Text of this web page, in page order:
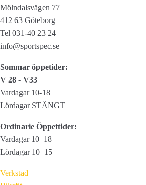
Mölndalsvägen 77
412 63 Göteborg
Tel 031-40 23 24
info@sportspec.se
Sommar öppetider:
V 28 - V33
Vardagar 10-18
Lördagar STÄNGT
Ordinarie Öppettider:
Vardagar 10–18
Lördagar 10–15
Verkstad